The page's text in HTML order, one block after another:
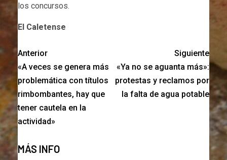
los concursos.
El Caletense
Anterior
«A veces se genera más
problemática con títulos
rimbombantes, hay que
tener cautela en la
actividad»
Siguiente
«Ya no se aguanta más»:
protestas y reclamos por
la falta de agua potable
MÁS INFO